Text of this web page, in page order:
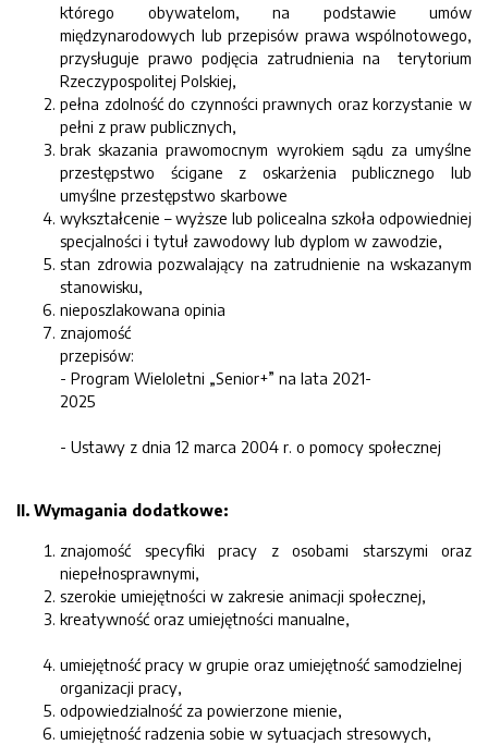
którego obywatelom, na podstawie umów
międzynarodowych lub przepisów prawa wspólnotowego,
przysługuje prawo podjęcia zatrudnienia na terytorium
Rzeczypospolitej Polskiej,
pełna zdolność do czynności prawnych oraz korzystanie w
pełni z praw publicznych,
brak skazania prawomocnym wyrokiem sądu za umyślne
przestępstwo ścigane z oskarżenia publicznego lub
umyślne przestępstwo skarbowe
wykształcenie – wyższe lub policealna szkoła odpowiedniej
specjalności i tytuł zawodowy lub dyplom w zawodzie,
stan zdrowia pozwalający na zatrudnienie na wskazanym
stanowisku,
nieposzlakowana opinia
znajomość
- Program Wieloletni „Senior+” na lata 2021-
2025
- Ustawy z dnia 12 marca 2004 r. o pomocy społecznej
II. Wymagania dodatkowe:
znajomość specyfiki pracy z osobami starszymi oraz
niepełnosprawnymi,
szerokie umiejętności w zakresie animacji społecznej,
kreatywność oraz umiejętności manualne,
umiejętność pracy w grupie oraz umiejętność samodzielnej
organizacji pracy,
odpowiedzialność za powierzone mienie,
umiejętność radzenia sobie w sytuacjach stresowych,